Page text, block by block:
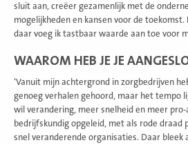
sluit aan, creëer gezamenlijk met de
mogelijkheden en kansen voor de
daar voeg ik tastbaar waarde aan toe voor
WAAROM HEB JE JE
‘Vanuit mijn achtergrond in zorgbedrijven
genoeg verhalen gehoord, maar het tempo
wil verandering, meer snelheid en meer
bedrijfskundig opgeleid, met als rode draad
snel veranderende organisaties. Daar bleek